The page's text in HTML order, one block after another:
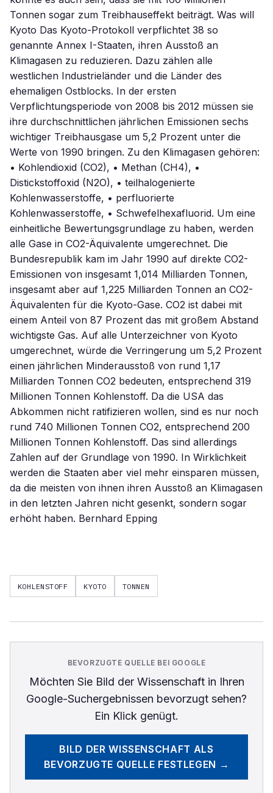
KOHLENSTOFF KYOTO TONNEN
BEVORZUGTE QUELLE BEI GOOGLE
Möchten Sie Bild der Wissenschaftin Ihren
Google-Suchergebnissen bevorzugt sehen?
Ein Klick genügt.
BILD DER WISSENSCHAFT ALS
BEVORZUGTE QUELLE FESTLEGEN →